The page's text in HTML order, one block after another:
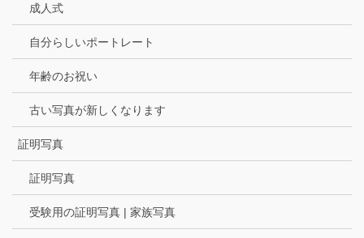
成人式
自分らしいポートレート
年齢のお祝い
古い写真が新しくなります
証明写真
証明写真
受験用の証明写真 | 家族写真